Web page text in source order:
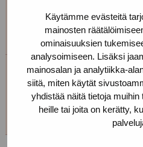
Käytämme evästeitä
mainosten
ominaisuuksien
analysoimiseen. Lisäksi
mainosalan ja analytiikka-
siitä, miten käytät
yhdistää näitä tietoja muihin
heille tai joita on kerätty,
Voimme sopia sinulle
Helsingin toimipiste
+358 (0)40 650 3705